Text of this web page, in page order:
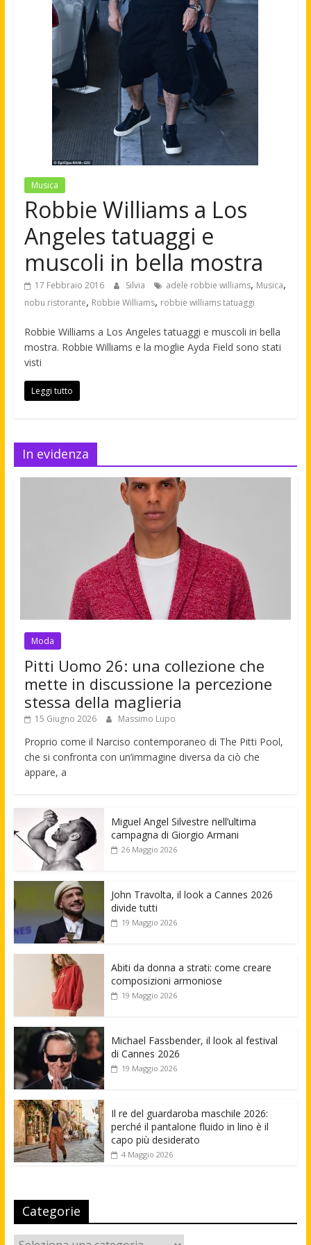
Musica
Robbie Williams a Los
Angeles tatuaggi e
muscoli in bella mostra
17 Febbraio 2016 Silvia adele robbie williams, Musica,
nobu ristorante, Robbie Williams, robbie williams tatuaggi
Robbie Williams a Los Angeles tatuaggi e muscoli in bella
mostra. Robbie Williams e la moglie Ayda Field sono stati
visti
Leggi tutto
In evidenza
Moda
Pitti Uomo 26: una collezione che
mette in discussione la percezione
stessa della maglieria
15 Giugno 2026 Massimo Lupo
Proprio come il Narciso contemporaneo di The Pitti Pool,
che si confronta con un’immagine diversa da ciò che
appare, a
Miguel Angel Silvestre nell’ultima
campagna di Giorgio Armani
26 Maggio 2026
John Travolta, il look a Cannes 2026
divide tutti
19 Maggio 2026
Abiti da donna a strati: come creare
composizioni armoniose
19 Maggio 2026
Michael Fassbender, il look al festival
di Cannes 2026
19 Maggio 2026
Il re del guardaroba maschile 2026:
perché il pantalone fluido in lino è il
capo più desiderato
4 Maggio 2026
Categorie
Categorie